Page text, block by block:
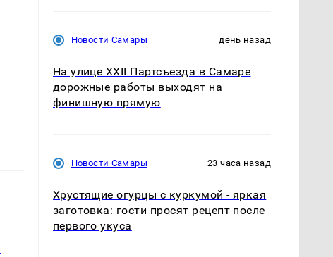
Новости Самары день назад
На улице XXII Партсъезда в Самаре
дорожные работы выходят на
финишную прямую
Новости Самары 23 часа назад
Хрустящие огурцы с куркумой - яркая
заготовка: гости просят рецепт после
первого укуса